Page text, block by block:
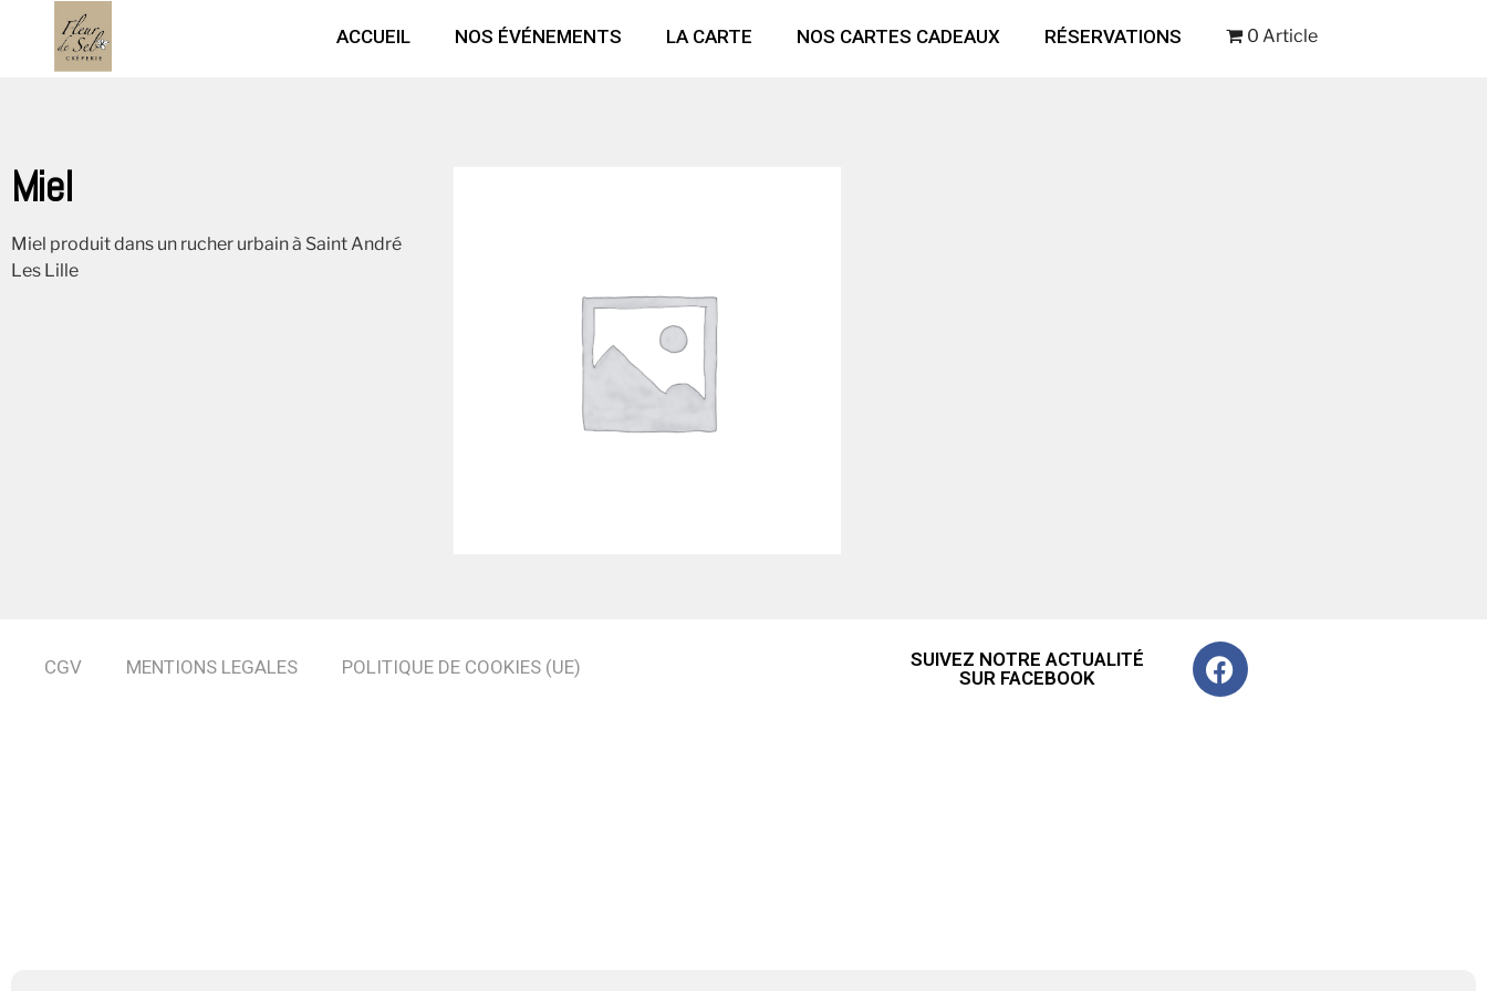
ACCUEIL NOS ÉVÉNEMENTS LA CARTE NOS CARTES CADEAUX RÉSERVATIONS 0 Article
Miel
Miel produit dans un rucher urbain à Saint André
Les Lille
CGV MENTIONS LEGALES POLITIQUE DE COOKIES (UE)
SUIVEZ NOTRE ACTUALITÉ
SUR FACEBOOK